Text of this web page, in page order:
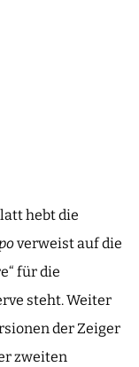
hebt die
verweist auf die
für die
steht. Weiter
der Zeiger
zweiten